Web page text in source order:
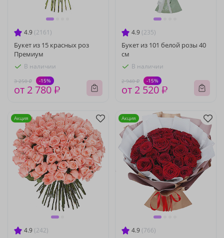
4.9 (2161)
Букет из 15 красных роз
Премиум
В наличии
3 250 ₽ -15%
от 2 780 ₽
4.9 (235)
Букет из 101 белой розы 40
см
В наличии
2 940 ₽ -15%
от 2 520 ₽
4.9 (242)
Акция
4.9 (766)
Акция